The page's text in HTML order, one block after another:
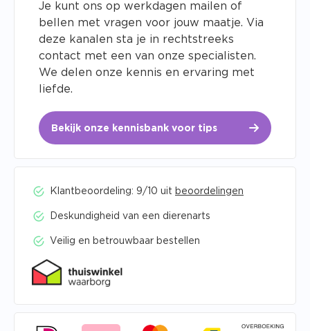
Je kunt ons op werkdagen mailen of
bellen met vragen voor jouw maatje. Via
deze kanalen sta je in rechtstreeks
contact met een van onze specialisten.
We delen onze kennis en ervaring met
liefde.
Bekijk onze kennisbank voor tips
Klantbeoordeling: 9/10 uit beoordelingen
Deskundigheid van een dierenarts
Veilig en betrouwbaar bestellen